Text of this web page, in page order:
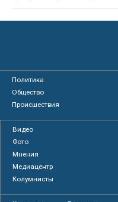
Политика
Общество
Происшествия
Видео
Фото
Мнения
Медиацентр
Колумнисты